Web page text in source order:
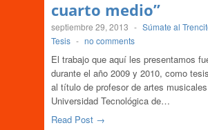
cuarto medio”
septiembre 29, 2013 - Súmate al
Tesis - no comments
El trabajo que aquí les presentamos
durante el año 2009 y 2010, como
al título de profesor de artes
Universidad Tecnológica de…
Read Post →